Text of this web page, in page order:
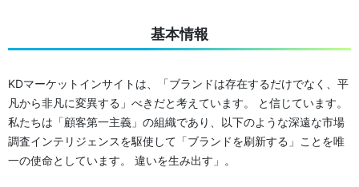
基本情報
KDマーケットインサイトは、「ブランドは存在するだけでなく、平
凡から非凡に変異する」べきだと考えています。 と信じています。
私たちは「顧客第一主義」の組織であり、以下のような深遠な市場
調査インテリジェンスを駆使して「ブランドを刷新する」ことを唯
一の使命としています。 違いを生み出す」。